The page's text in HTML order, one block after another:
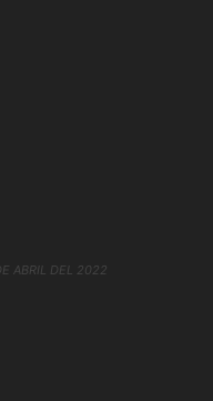
ABRIL DEL 2022